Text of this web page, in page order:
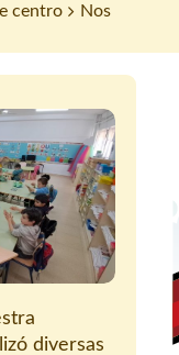
centro > Nos
diversas